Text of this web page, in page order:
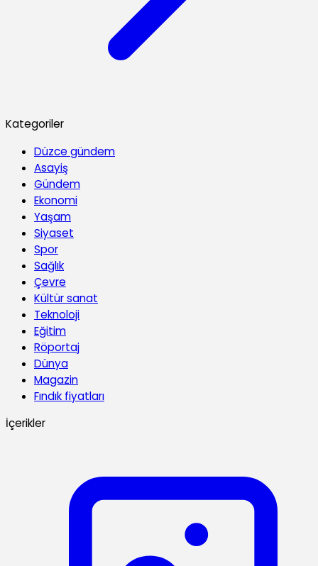
Kategoriler
Düzce gündem
Asayiş
Gündem
Ekonomi
Yaşam
Siyaset
Spor
Sağlık
Çevre
Kültür sanat
Teknoloji
Eğitim
Röportaj
Dünya
Magazin
Fındık fiyatları
İçerikler